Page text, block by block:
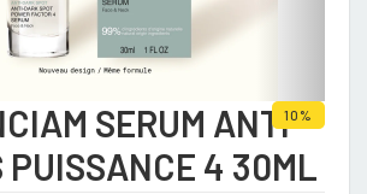
10%
SERUM ANTI-
PUISSANCE 4 30ML